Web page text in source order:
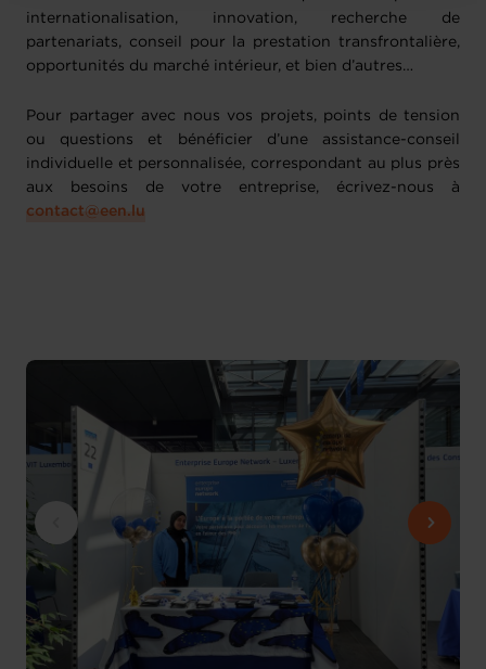
internationalisation, innovation, recherche de
partenariats, conseil pour la prestation transfrontalière,
opportunités du marché intérieur, et bien d’autres…
Pour partager avec nous vos projets, points de tension
ou questions et bénéficier d’une assistance-conseil
individuelle et personnalisée, correspondant au plus près
aux besoins de votre entreprise, écrivez-nous à
contact@een.lu